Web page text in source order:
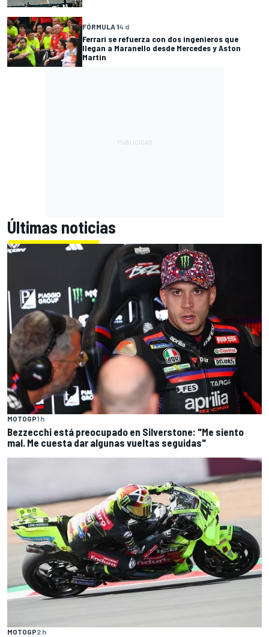
FÓRMULA 14 d
Ferrari se refuerza con dos ingenieros que
llegan a Maranello desde Mercedes y Aston
Martin
Últimas noticias
MOTOGP1 h
Bezzecchi está preocupado en Silverstone: "Me siento
mal. Me cuesta dar algunas vueltas seguidas"
MOTOGP2 h